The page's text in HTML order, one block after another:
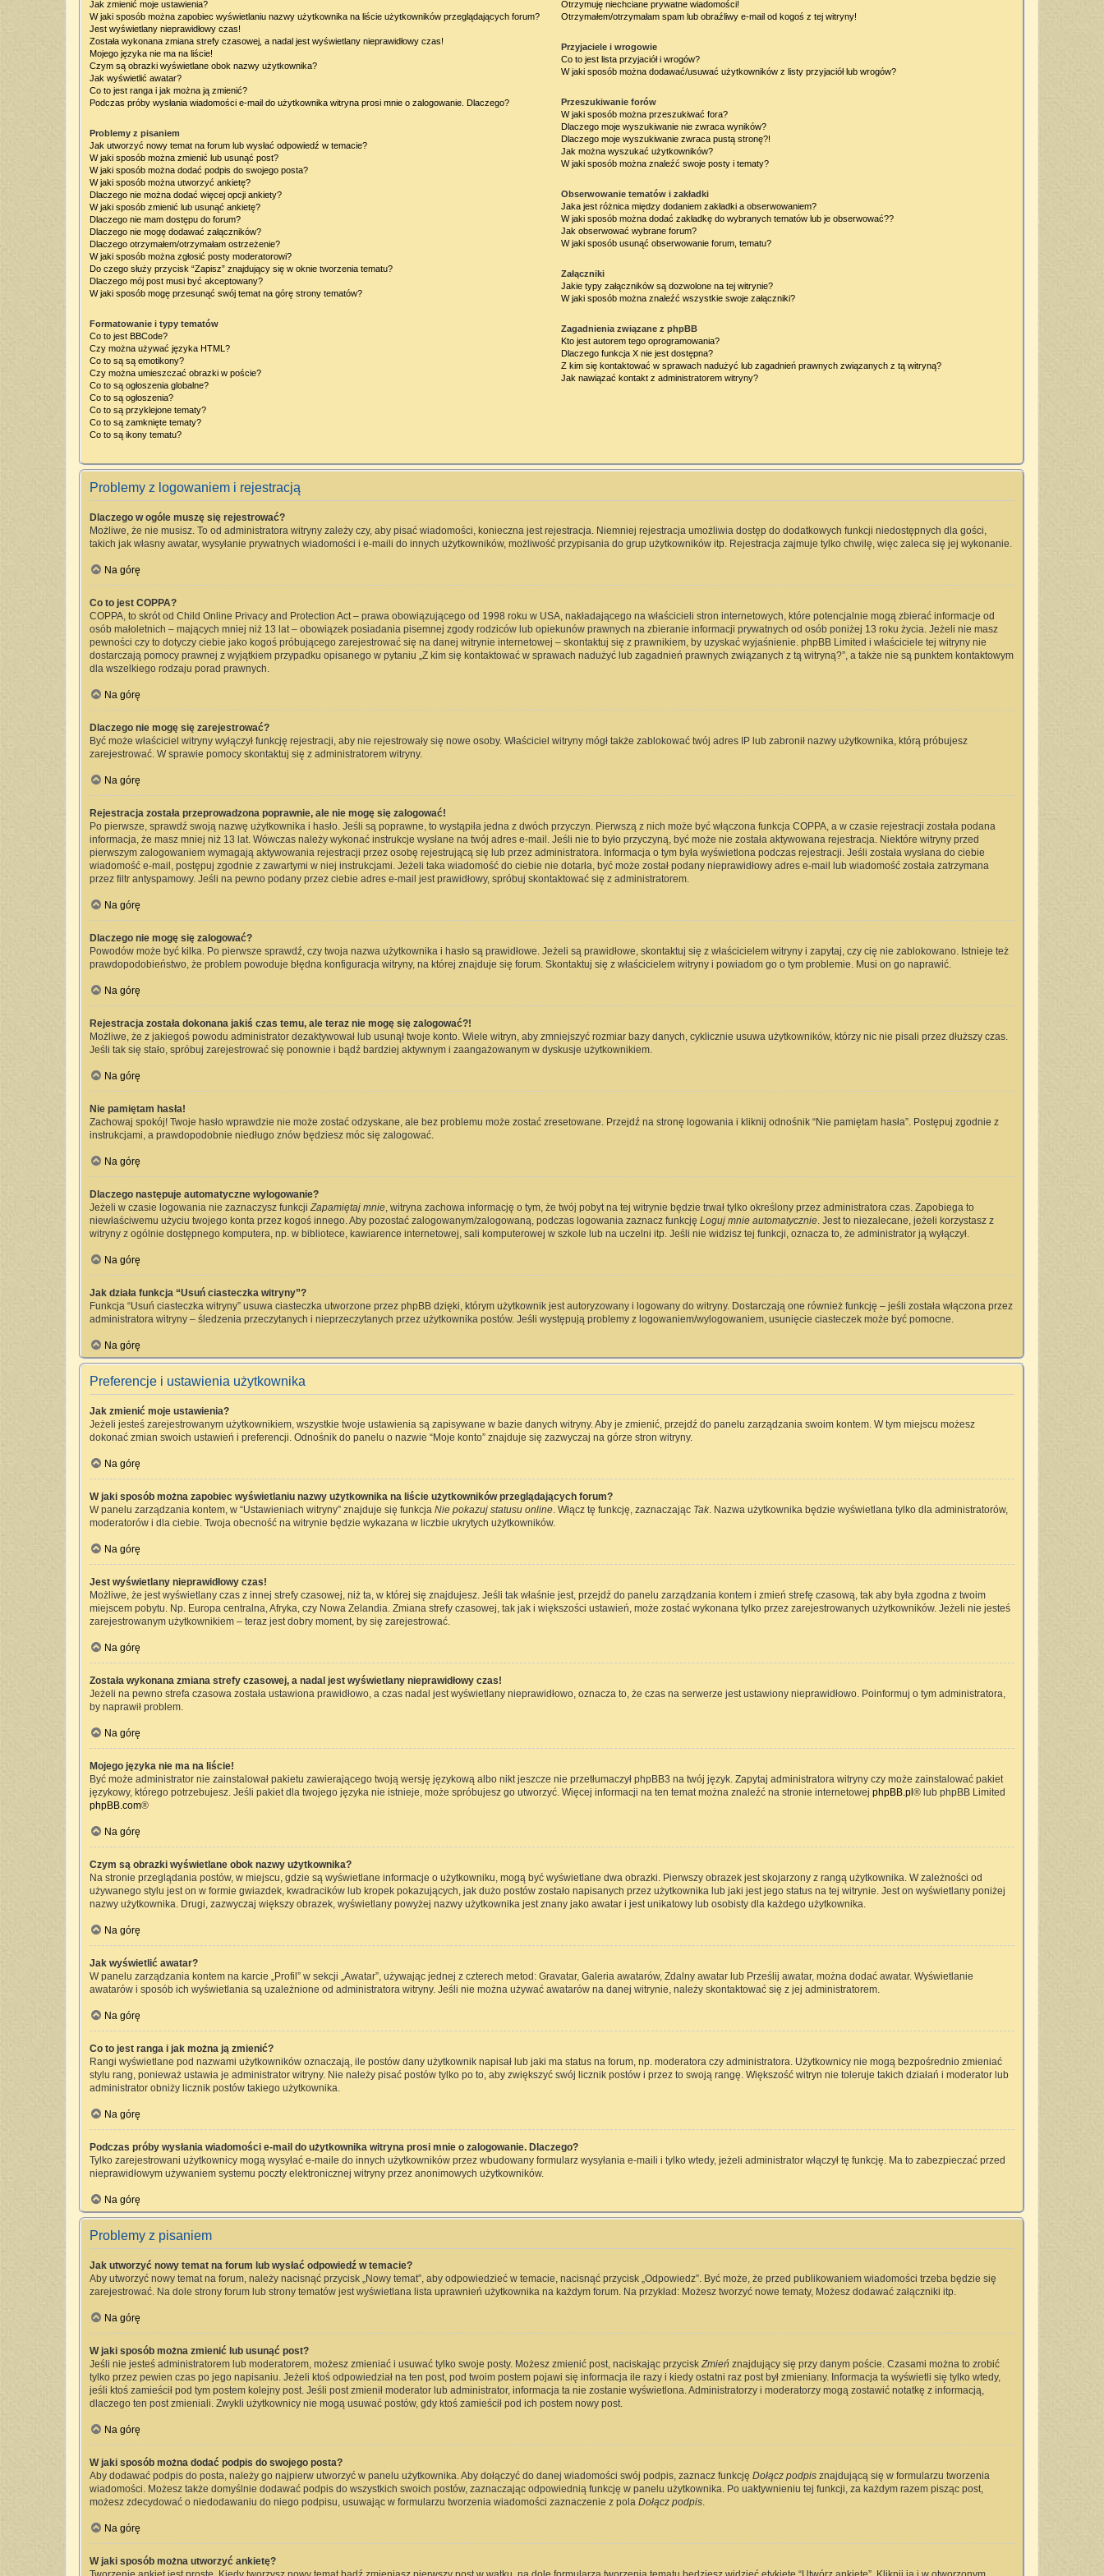
Jak zmienić moje ustawienia?
W jaki sposób można zapobiec wyświetlaniu nazwy użytkownika na liście użytkowników przeglądających forum?
Jest wyświetlany nieprawidłowy czas!
Została wykonana zmiana strefy czasowej, a nadal jest wyświetlany nieprawidłowy czas!
Mojego języka nie ma na liście!
Czym są obrazki wyświetlane obok nazwy użytkownika?
Jak wyświetlić awatar?
Co to jest ranga i jak można ją zmienić?
Podczas próby wysłania wiadomości e-mail do użytkownika witryna prosi mnie o zalogowanie. Dlaczego?
Problemy z pisaniem
Jak utworzyć nowy temat na forum lub wysłać odpowiedź w temacie?
W jaki sposób można zmienić lub usunąć post?
W jaki sposób można dodać podpis do swojego posta?
W jaki sposób można utworzyć ankietę?
Dlaczego nie można dodać więcej opcji ankiety?
W jaki sposób zmienić lub usunąć ankietę?
Dlaczego nie mam dostępu do forum?
Dlaczego nie mogę dodawać załączników?
Dlaczego otrzymałem/otrzymałam ostrzeżenie?
W jaki sposób można zgłosić posty moderatorowi?
Do czego służy przycisk “Zapisz” znajdujący się w oknie tworzenia tematu?
Dlaczego mój post musi być akceptowany?
W jaki sposób mogę przesunąć swój temat na górę strony tematów?
Formatowanie i typy tematów
Co to jest BBCode?
Czy można używać języka HTML?
Co to są są emotikony?
Czy można umieszczać obrazki w poście?
Co to są ogłoszenia globalne?
Co to są ogłoszenia?
Co to są przyklejone tematy?
Co to są zamknięte tematy?
Co to są ikony tematu?
Otrzymuję niechciane prywatne wiadomości!
Otrzymałem/otrzymałam spam lub obraźliwy e-mail od kogoś z tej witryny!
Przyjaciele i wrogowie
Co to jest lista przyjaciół i wrogów?
W jaki sposób można dodawać/usuwać użytkowników z listy przyjaciół lub wrogów?
Przeszukiwanie forów
W jaki sposób można przeszukiwać fora?
Dlaczego moje wyszukiwanie nie zwraca wyników?
Dlaczego moje wyszukiwanie zwraca pustą stronę?!
Jak można wyszukać użytkowników?
W jaki sposób można znaleźć swoje posty i tematy?
Obserwowanie tematów i zakładki
Jaka jest różnica między dodaniem zakładki a obserwowaniem?
W jaki sposób można dodać zakładkę do wybranych tematów lub je obserwować??
Jak obserwować wybrane forum?
W jaki sposób usunąć obserwowanie forum, tematu?
Załączniki
Jakie typy załączników są dozwolone na tej witrynie?
W jaki sposób można znaleźć wszystkie swoje załączniki?
Zagadnienia związane z phpBB
Kto jest autorem tego oprogramowania?
Dlaczego funkcja X nie jest dostępna?
Z kim się kontaktować w sprawach nadużyć lub zagadnień prawnych związanych z tą witryną?
Jak nawiązać kontakt z administratorem witryny?
Problemy z logowaniem i rejestracją
Dlaczego w ogóle muszę się rejestrować?
Możliwe, że nie musisz. To od administratora witryny zależy czy, aby pisać wiadomości, konieczna jest rejestracja. Niemniej rejestracja umożliwia dostęp do dodatkowych funkcji niedostępnych dla gości,
takich jak własny awatar, wysyłanie prywatnych wiadomości i e-maili do innych użytkowników, możliwość przypisania do grup użytkowników itp. Rejestracja zajmuje tylko chwilę, więc zaleca się jej wykonanie.
Na górę
Co to jest COPPA?
COPPA, to skrót od Child Online Privacy and Protection Act – prawa obowiązującego od 1998 roku w USA, nakładającego na właścicieli stron internetowych, które potencjalnie mogą zbierać informacje od
osób małoletnich – mających mniej niż 13 lat – obowiązek posiadania pisemnej zgody rodziców lub opiekunów prawnych na zbieranie informacji prywatnych od osób poniżej 13 roku życia. Jeżeli nie masz
pewności czy to dotyczy ciebie jako kogoś próbującego zarejestrować się na danej witrynie internetowej – skontaktuj się z prawnikiem, by uzyskać wyjaśnienie. phpBB Limited i właściciele tej witryny nie
dostarczają pomocy prawnej z wyjątkiem przypadku opisanego w pytaniu „Z kim się kontaktować w sprawach nadużyć lub zagadnień prawnych związanych z tą witryną?”, a także nie są punktem kontaktowym
dla wszelkiego rodzaju porad prawnych.
Na górę
Dlaczego nie mogę się zarejestrować?
Być może właściciel witryny wyłączył funkcję rejestracji, aby nie rejestrowały się nowe osoby. Właściciel witryny mógł także zablokować twój adres IP lub zabronił nazwy użytkownika, którą próbujesz
zarejestrować. W sprawie pomocy skontaktuj się z administratorem witryny.
Na górę
Rejestracja została przeprowadzona poprawnie, ale nie mogę się zalogować!
Po pierwsze, sprawdź swoją nazwę użytkownika i hasło. Jeśli są poprawne, to wystąpiła jedna z dwóch przyczyn. Pierwszą z nich może być włączona funkcja COPPA, a w czasie rejestracji została podana
informacja, że masz mniej niż 13 lat. Wówczas należy wykonać instrukcje wysłane na twój adres e-mail. Jeśli nie to było przyczyną, być może nie została aktywowana rejestracja. Niektóre witryny przed
pierwszym zalogowaniem wymagają aktywowania rejestracji przez osobę rejestrującą się lub przez administratora. Informacja o tym była wyświetlona podczas rejestracji. Jeśli została wysłana do ciebie
wiadomość e-mail, postępuj zgodnie z zawartymi w niej instrukcjami. Jeżeli taka wiadomość do ciebie nie dotarła, być może został podany nieprawidłowy adres e-mail lub wiadomość została zatrzymana
przez filtr antyspamowy. Jeśli na pewno podany przez ciebie adres e-mail jest prawidłowy, spróbuj skontaktować się z administratorem.
Na górę
Dlaczego nie mogę się zalogować?
Powodów może być kilka. Po pierwsze sprawdź, czy twoja nazwa użytkownika i hasło są prawidłowe. Jeżeli są prawidłowe, skontaktuj się z właścicielem witryny i zapytaj, czy cię nie zablokowano. Istnieje też
prawdopodobieństwo, że problem powoduje błędna konfiguracja witryny, na której znajduje się forum. Skontaktuj się z właścicielem witryny i powiadom go o tym problemie. Musi on go naprawić.
Na górę
Rejestracja została dokonana jakiś czas temu, ale teraz nie mogę się zalogować?!
Możliwe, że z jakiegoś powodu administrator dezaktywował lub usunął twoje konto. Wiele witryn, aby zmniejszyć rozmiar bazy danych, cyklicznie usuwa użytkowników, którzy nic nie pisali przez dłuższy czas.
Jeśli tak się stało, spróbuj zarejestrować się ponownie i bądź bardziej aktywnym i zaangażowanym w dyskusje użytkownikiem.
Na górę
Nie pamiętam hasła!
Zachowaj spokój! Twoje hasło wprawdzie nie może zostać odzyskane, ale bez problemu może zostać zresetowane. Przejdź na stronę logowania i kliknij odnośnik “Nie pamiętam hasła”. Postępuj zgodnie z
instrukcjami, a prawdopodobnie niedługo znów będziesz móc się zalogować.
Na górę
Dlaczego następuje automatyczne wylogowanie?
Jeżeli w czasie logowania nie zaznaczysz funkcjiZapamiętaj mnie, witryna zachowa informację o tym, że twój pobyt na tej witrynie będzie trwał tylko określony przez administratora czas. Zapobiega to
niewłaściwemu użyciu twojego konta przez kogoś innego. Aby pozostać zalogowanym/zalogowaną, podczas logowania zaznacz funkcję Loguj mnie automatycznie. Jest to niezalecane, jeżeli korzystasz z
witryny z ogólnie dostępnego komputera, np. w bibliotece, kawiarence internetowej, sali komputerowej w szkole lub na uczelni itp. Jeśli nie widzisz tej funkcji, oznacza to, że administrator ją wyłączył.
Na górę
Jak działa funkcja “Usuń ciasteczka witryny”?
Funkcja “Usuń ciasteczka witryny” usuwa ciasteczka utworzone przez phpBB dzięki, którym użytkownik jest autoryzowany i logowany do witryny. Dostarczają one również funkcję – jeśli została włączona przez
administratora witryny – śledzenia przeczytanych i nieprzeczytanych przez użytkownika postów. Jeśli występują problemy z logowaniem/wylogowaniem, usunięcie ciasteczek może być pomocne.
Na górę
Preferencje i ustawienia użytkownika
Jak zmienić moje ustawienia?
Jeżeli jesteś zarejestrowanym użytkownikiem, wszystkie twoje ustawienia są zapisywane w bazie danych witryny. Aby je zmienić, przejdź do panelu zarządzania swoim kontem. W tym miejscu możesz
dokonać zmian swoich ustawień i preferencji. Odnośnik do panelu o nazwie “Moje konto” znajduje się zazwyczaj na górze stron witryny.
Na górę
W jaki sposób można zapobiec wyświetlaniu nazwy użytkownika na liście użytkowników przeglądających forum?
W panelu zarządzania kontem, w “Ustawieniach witryny” znajduje się funkcja Nie pokazuj statusu online. Włącz tę funkcję, zaznaczając Tak. Nazwa użytkownika będzie wyświetlana tylko dla administratorów,
moderatorów i dla ciebie. Twoja obecność na witrynie będzie wykazana w liczbie ukrytych użytkowników.
Na górę
Jest wyświetlany nieprawidłowy czas!
Możliwe, że jest wyświetlany czas z innej strefy czasowej, niż ta, w której się znajdujesz. Jeśli tak właśnie jest, przejdź do panelu zarządzania kontem i zmień strefę czasową, tak aby była zgodna z twoim
miejscem pobytu. Np. Europa centralna, Afryka, czy Nowa Zelandia. Zmiana strefy czasowej, tak jak i większości ustawień, może zostać wykonana tylko przez zarejestrowanych użytkowników. Jeżeli nie jesteś
zarejestrowanym użytkownikiem – teraz jest dobry moment, by się zarejestrować.
Na górę
Została wykonana zmiana strefy czasowej, a nadal jest wyświetlany nieprawidłowy czas!
Jeżeli na pewno strefa czasowa została ustawiona prawidłowo, a czas nadal jest wyświetlany nieprawidłowo, oznacza to, że czas na serwerze jest ustawiony nieprawidłowo. Poinformuj o tym administratora,
by naprawił problem.
Na górę
Mojego języka nie ma na liście!
Być może administrator nie zainstalował pakietu zawierającego twoją wersję językową albo nikt jeszcze nie przetłumaczył phpBB3 na twój język. Zapytaj administratora witryny czy może zainstalować pakiet
językowy, którego potrzebujesz. Jeśli pakiet dla twojego języka nie istnieje, może spróbujesz go utworzyć. Więcej informacji na ten temat można znaleźć na stronie internetowej phpBB.pl ® lub phpBB Limited
phpBB.com®
Na górę
Czym są obrazki wyświetlane obok nazwy użytkownika?
Na stronie przeglądania postów, w miejscu, gdzie są wyświetlane informacje o użytkowniku, mogą być wyświetlane dwa obrazki. Pierwszy obrazek jest skojarzony z rangą użytkownika. W zależności od
używanego stylu jest on w formie gwiazdek, kwadracików lub kropek pokazujących, jak dużo postów zostało napisanych przez użytkownika lub jaki jest jego status na tej witrynie. Jest on wyświetlany poniżej
nazwy użytkownika. Drugi, zazwyczaj większy obrazek, wyświetlany powyżej nazwy użytkownika jest znany jako awatar i jest unikatowy lub osobisty dla każdego użytkownika.
Na górę
Jak wyświetlić awatar?
W panelu zarządzania kontem na karcie „Profil” w sekcji „Awatar”, używając jednej z czterech metod: Gravatar, Galeria awatarów, Zdalny awatar lub Prześlij awatar, można dodać awatar. Wyświetlanie
awatarów i sposób ich wyświetlania są uzależnione od administratora witryny. Jeśli nie można używać awatarów na danej witrynie, należy skontaktować się z jej administratorem.
Na górę
Co to jest ranga i jak można ją zmienić?
Rangi wyświetlane pod nazwami użytkowników oznaczają, ile postów dany użytkownik napisał lub jaki ma status na forum, np. moderatora czy administratora. Użytkownicy nie mogą bezpośrednio zmieniać
stylu rang, ponieważ ustawia je administrator witryny. Nie należy pisać postów tylko po to, aby zwiększyć swój licznik postów i przez to swoją rangę. Większość witryn nie toleruje takich działań i moderator lub
administrator obniży licznik postów takiego użytkownika.
Na górę
Podczas próby wysłania wiadomości e-mail do użytkownika witryna prosi mnie o zalogowanie. Dlaczego?
Tylko zarejestrowani użytkownicy mogą wysyłać e-maile do innych użytkowników przez wbudowany formularz wysyłania e-maili i tylko wtedy, jeżeli administrator włączył tę funkcję. Ma to zabezpieczać przed
nieprawidłowym używaniem systemu poczty elektronicznej witryny przez anonimowych użytkowników.
Na górę
Problemy z pisaniem
Jak utworzyć nowy temat na forum lub wysłać odpowiedź w temacie?
Aby utworzyć nowy temat na forum, należy nacisnąć przycisk „Nowy temat”, aby odpowiedzieć w temacie, nacisnąć przycisk „Odpowiedz”. Być może, że przed publikowaniem wiadomości trzeba będzie się
zarejestrować. Na dole strony forum lub strony tematów jest wyświetlana lista uprawnień użytkownika na każdym forum. Na przykład: Możesz tworzyć nowe tematy, Możesz dodawać załączniki itp.
Na górę
W jaki sposób można zmienić lub usunąć post?
Jeśli nie jesteś administratorem lub moderatorem, możesz zmieniać i usuwać tylko swoje posty. Możesz zmienić post, naciskając przyciskZmień znajdujący się przy danym poście. Czasami można to zrobić
tylko przez pewien czas po jego napisaniu. Jeżeli ktoś odpowiedział na ten post, pod twoim postem pojawi się informacja ile razy i kiedy ostatni raz post był zmieniany. Informacja ta wyświetli się tylko wtedy,
jeśli ktoś zamieścił pod tym postem kolejny post. Jeśli post zmienił moderator lub administrator, informacja ta nie zostanie wyświetlona. Administratorzy i moderatorzy mogą zostawić notatkę z informacją,
dlaczego ten post zmieniali. Zwykli użytkownicy nie mogą usuwać postów, gdy ktoś zamieścił pod ich postem nowy post.
Na górę
W jaki sposób można dodać podpis do swojego posta?
Aby dodawać podpis do posta, należy go najpierw utworzyć w panelu użytkownika. Aby dołączyć do danej wiadomości swój podpis, zaznacz funkcję Dołącz podpis znajdującą się w formularzu tworzenia
wiadomości. Możesz także domyślnie dodawać podpis do wszystkich swoich postów, zaznaczając odpowiednią funkcję w panelu użytkownika. Po uaktywnieniu tej funkcji, za każdym razem pisząc post,
możesz zdecydować o niedodawaniu do niego podpisu, usuwając w formularzu tworzenia wiadomości zaznaczenie z pola Dołącz podpis.
Na górę
W jaki sposób można utworzyć ankietę?